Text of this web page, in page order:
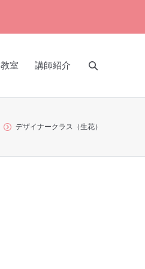
教室 講師紹介
デザイナークラス（生花）